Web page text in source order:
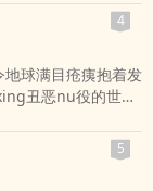
4
球满目疮痍抱着发
丑恶nu役的世界
于世界跨越时空的
？
5